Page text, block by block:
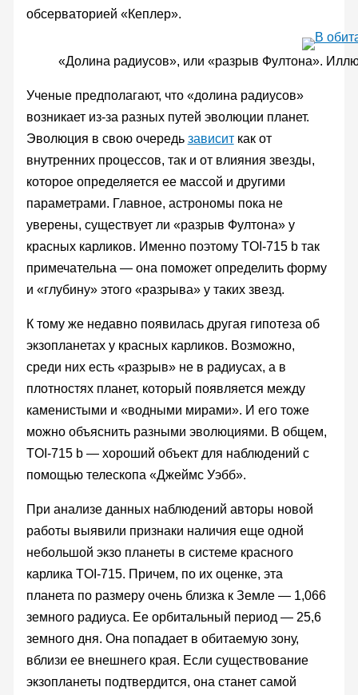
обсерваторией «Кеплер».
«Долина радиусов», или «разрыв Фултона».
Ученые предполагают, что «долина радиусов»
возникает из-за разных путей эволюции планет.
Эволюция в свою очередь зависиткак от
внутренних процессов, так и от влияния звезды,
которое определяется ее массой и другими
параметрами. Главное, астрономы пока не
уверены, существует ли «разрыв Фултона» у
красных карликов. Именно поэтому TOI-715 b так
примечательна — она поможет определить форму
и «глубину» этого «разрыва» у таких звезд.
К тому же недавно появилась другая гипотеза об
экзопланетах у красных карликов. Возможно,
среди них есть «разрыв» не в радиусах, а в
плотностях планет, который появляется между
каменистыми и «водными мирами». И его тоже
можно объяснить разными эволюциями. В общем,
TOI-715 b — хороший объект для наблюдений с
помощью телескопа «Джеймс Уэбб».
При анализе данных наблюдений авторы новой
работы выявили признаки наличия еще одной
небольшой экзо планеты в системе красного
карлика TOI-715. Причем, по их оценке, эта
планета по размеру очень близка к Земле — 1,066
земного радиуса. Ее орбитальный период — 25,6
земного дня. Она попадает в обитаемую зону,
вблизи ее внешнего края. Если существование
экзопланеты подтвердится, она станет самой